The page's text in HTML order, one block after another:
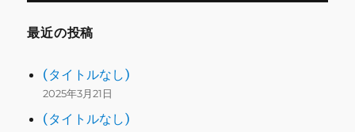
最近の投稿
(タイトルなし)
2025年3月21日
(タイトルなし)